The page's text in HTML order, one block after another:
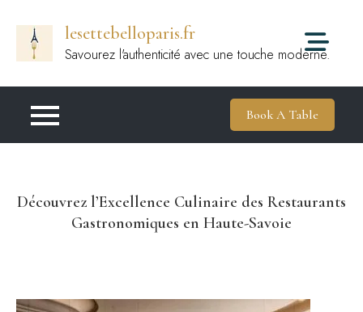
contenu
lesettebelloparis.fr
Savourez l'authenticité avec une touche moderne.
Book A Table
Découvrez l’Excellence Culinaire des Restaurants
Gastronomiques en Haute-Savoie